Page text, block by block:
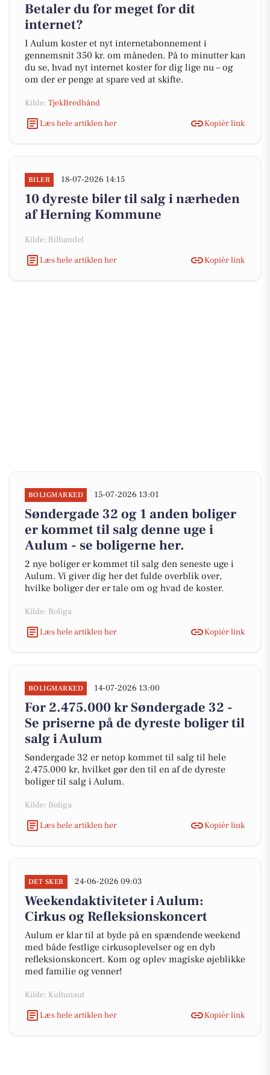
Betaler du for meget for dit
internet?
I Aulum koster et nyt internetabonnement i
gennemsnit 350 kr. om måneden. På to minutter kan
du se, hvad nyt internet koster for dig lige nu – og
om der er penge at spare ved at skifte.
Kilde: TjekBredbånd
Læs hele artiklen her
Kopiér link
BILER 18-07-2026 14:15
10 dyreste biler til salg i nærheden
af Herning Kommune
Kilde: Bilhandel
Læs hele artiklen her
Kopiér link
BOLIGMARKED 15-07-2026 13:01
Søndergade 32 og 1 anden boliger
er kommet til salg denne uge i
Aulum - se boligerne her.
2 nye boliger er kommet til salg den seneste uge i
Aulum. Vi giver dig her det fulde overblik over,
hvilke boliger der er tale om og hvad de koster.
Kilde: Boliga
Læs hele artiklen her
Kopiér link
BOLIGMARKED 14-07-2026 13:00
For 2.475.000 kr Søndergade 32 -
Se priserne på de dyreste boliger til
salg i Aulum
Søndergade 32 er netop kommet til salg til hele
2.475.000 kr, hvilket gør den til en af de dyreste
boliger til salg i Aulum.
Kilde: Boliga
Læs hele artiklen her
Kopiér link
DET SKER 24-06-2026 09:03
Weekendaktiviteter i Aulum:
Cirkus og Refleksionskoncert
Aulum er klar til at byde på en spændende weekend
med både festlige cirkusoplevelser og en dyb
refleksionskoncert. Kom og oplev magiske øjeblikke
med familie og venner!
Kilde: Kultunaut
Læs hele artiklen her
Kopiér link